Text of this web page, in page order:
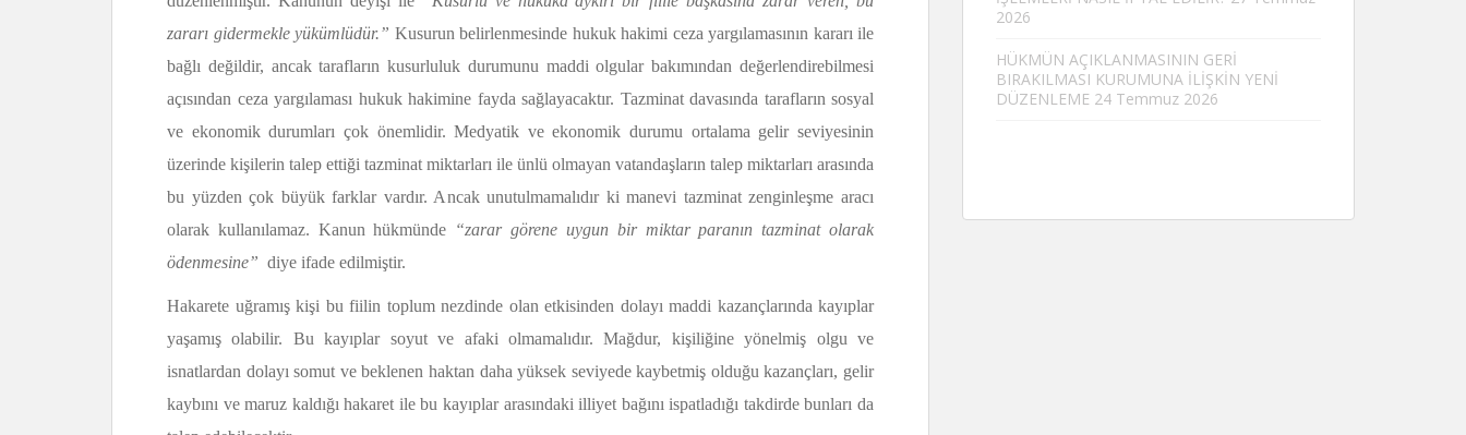
zararı gidermekle yükümlüdür.” Kusurun belirlenmesinde hukuk hakimi ceza yargılamasının kararı ile
bağlı değildir, ancak tarafların kusurluluk durumunu maddi olgular bakımından değerlendirebilmesi
açısından ceza yargılaması hukuk hakimine fayda sağlayacaktır. Tazminat davasında tarafların sosyal
ve ekonomik durumları çok önemlidir. Medyatik ve ekonomik durumu ortalama gelir seviyesinin
üzerinde kişilerin talep ettiği tazminat miktarları ile ünlü olmayan vatandaşların talep miktarları arasında
bu yüzden çok büyük farklar vardır. Ancak unutulmamalıdır ki manevi tazminat zenginleşme aracı
olarak kullanılamaz. Kanun hükmünde “zarar görene uygun bir miktar paranın tazminat olarak
ödenmesine” diye ifade edilmiştir.
Hakarete uğramış kişi bu fiilin toplum nezdinde olan etkisinden dolayı maddi kazançlarında kayıplar
yaşamış olabilir. Bu kayıplar soyut ve afaki olmamalıdır. Mağdur, kişiliğine yönelmiş olgu ve
isnatlardan dolayı somut ve beklenen haktan daha yüksek seviyede kaybetmiş olduğu kazançları, gelir
kaybını ve maruz kaldığı hakaret ile bu kayıplar arasındaki illiyet bağını ispatladığı takdirde bunları da
2026
HÜKMÜN AÇIKLANMASININ GERİ
BIRAKILMASI KURUMUNA İLİŞKİN YENİ
DÜZENLEME 24 Temmuz 2026